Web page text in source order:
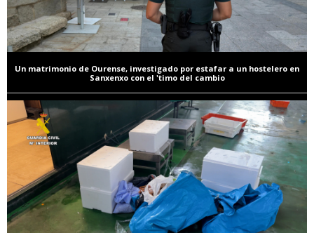
Un matrimonio de Ourense, investigado por estafar a un hostelero en
Sanxenxo con el 'timo del cambio